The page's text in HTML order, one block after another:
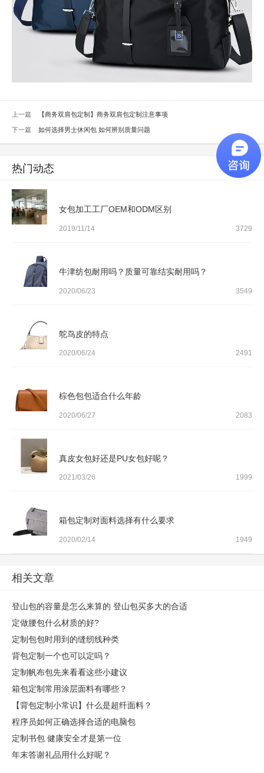
上一篇 【商务双肩包定制】商务双肩包定制注意事项
下一篇 如何选择男士休闲包 如何辨别质量问题
热门动态
女包加工工厂OEM和ODM区别
2019/11/14 3729
牛津纺包耐用吗？质量可靠结实耐用吗？
2020/06/23 3549
鸵鸟皮的特点
2020/06/24 2491
棕色包包适合什么年龄
2020/06/27 2083
真皮女包好还是PU女包好呢？
2021/03/26 1999
箱包定制对面料选择有什么要求
2020/02/14 1949
相关文章
登山包的容量是怎么来算的 登山包买多大的合适
定做腰包什么材质的好?
定制包包时用到的缝纫线种类
背包定制一个也可以定吗？
定制帆布包先来看看这些小建议
箱包定制常用涂层面料有哪些？
【背包定制小常识】什么是超纤面料？
程序员如何正确选择合适的电脑包
定制书包 健康安全才是第一位
年末答谢礼品用什么好呢？